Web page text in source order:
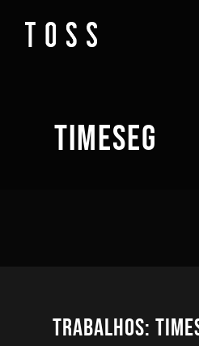
TIMESEG
Trabalhos: